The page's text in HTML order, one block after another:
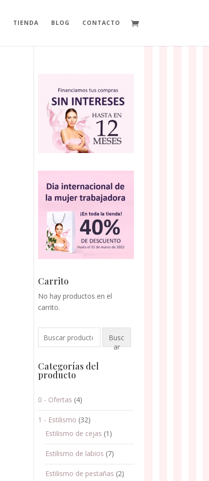
TIENDA BLOG CONTACTO
Carrito
No hay productos en el
carrito.
Busc
ar
Categorías del
producto
0 - Ofertas (4)
1 - Estilismo (32)
Estilismo de cejas (1)
Estilismo de labios (7)
Estilismo de pestañas (2)